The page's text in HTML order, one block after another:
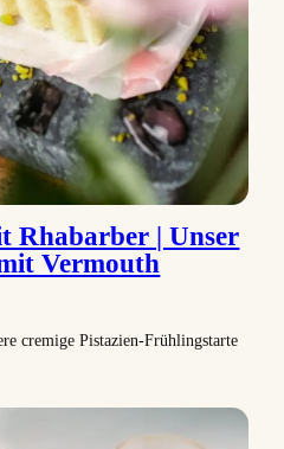
Rhabarber | Unser
Vermouth
cremige Pistazien-Frühlingstarte